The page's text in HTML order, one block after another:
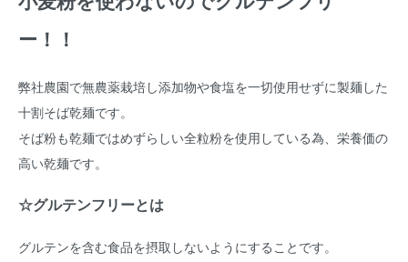
ー！！
弊社農園で無農薬栽培し添加物や食塩を一切使用せずに製麺した
十割そば乾麺です。
そば粉も乾麺ではめずらしい全粒粉を使用している為、栄養価の
高い乾麺です。
☆グルテンフリーとは
グルテンを含む食品を摂取しないようにすることです。